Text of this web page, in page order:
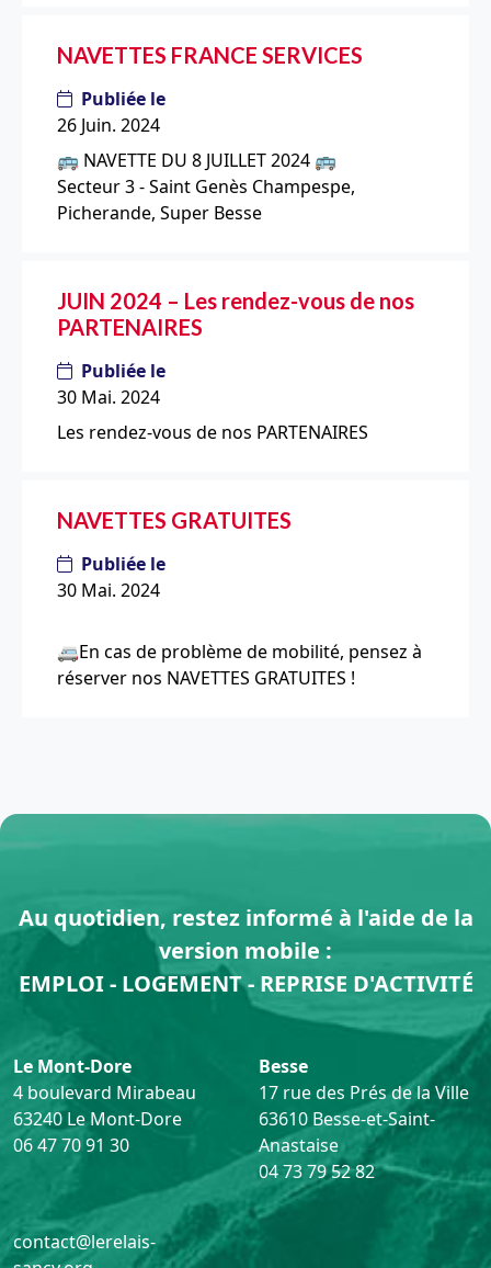
NAVETTES FRANCE SERVICES
Publiée le
26 Juin. 2024
🚌 NAVETTE DU 8 JUILLET 2024 🚌
Secteur 3 - Saint Genès Champespe,
Picherande, Super Besse
JUIN 2024 – Les rendez-vous de nos
PARTENAIRES
Publiée le
30 Mai. 2024
Les rendez-vous de nos PARTENAIRES
NAVETTES GRATUITES
Publiée le
30 Mai. 2024
🚐En cas de problème de mobilité, pensez à
réserver nos NAVETTES GRATUITES !
Au quotidien, restez informé à l'aide de la
version mobile :
EMPLOI - LOGEMENT - REPRISE D'ACTIVITÉ
Le Mont-Dore
4 boulevard Mirabeau
63240 Le Mont-Dore
06 47 70 91 30
Besse
17 rue des Prés de la Ville
63610 Besse-et-Saint-
Anastaise
04 73 79 52 82
contact@lerelais-